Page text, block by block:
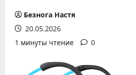
Безнога Настя
20.05.2026
1 минуты чтение
0